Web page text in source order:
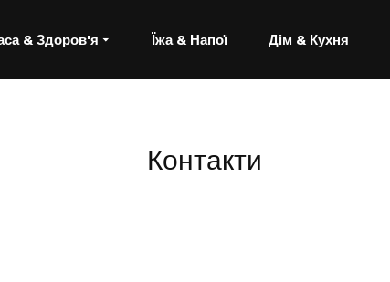
& Здоров'я Їжа & Напої Дім & Кухня
Контакти